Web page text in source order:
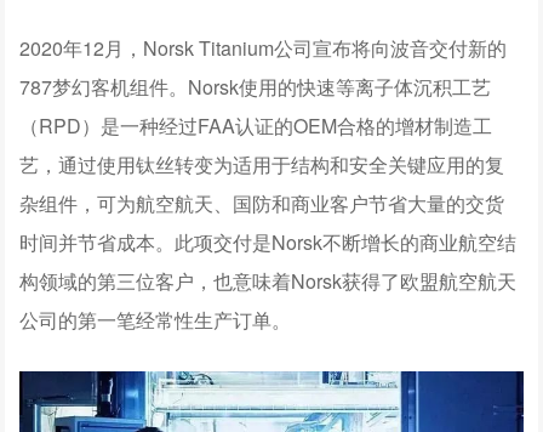
2020年12月，Norsk Titanium公司宣布将向波音交付新的
787梦幻客机组件。Norsk使用的快速等离子体沉积工艺
（RPD）是一种经过FAA认证的OEM合格的增材制造工
艺，通过使用钛丝转变为适用于结构和安全关键应用的复
杂组件，可为航空航天、国防和商业客户节省大量的交货
时间并节省成本。此项交付是Norsk不断增长的商业航空结
构领域的第三位客户，也意味着Norsk获得了欧盟航空航天
公司的第一笔经常性生产订单。